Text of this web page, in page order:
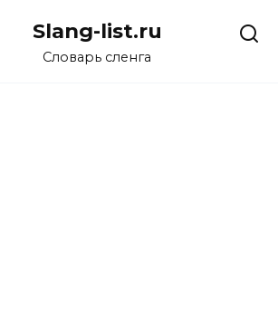
Slang-list.ru
Словарь сленга